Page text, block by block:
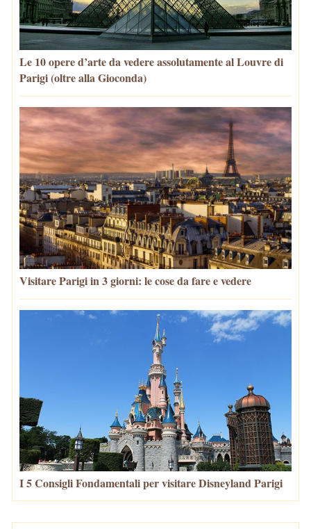
Le 10 opere d’arte da vedere assolutamente al Louvre di
Parigi (oltre alla Gioconda)
Visitare Parigi in 3 giorni: le cose da fare e vedere
I 5 Consigli Fondamentali per visitare Disneyland Parigi